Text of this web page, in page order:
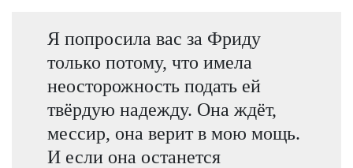
Я попросила вас за Фриду
только потому, что имела
неосторожность подать ей
твёрдую надежду. Она ждёт,
мессир, она верит в мою мощь.
И если она останется